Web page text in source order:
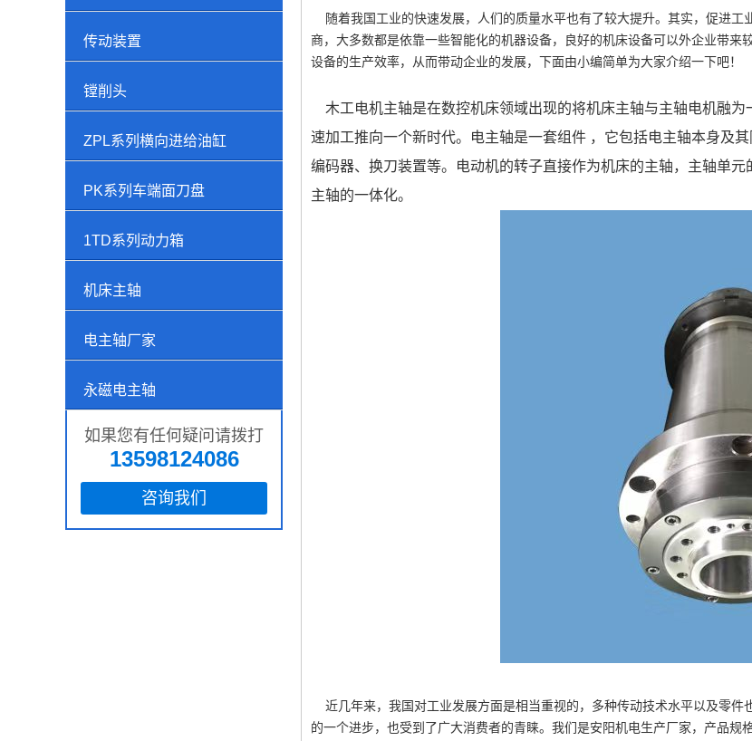
传动装置
镗削头
ZPL系列横向进给油缸
PK系列车端面刀盘
1TD系列动力箱
机床主轴
电主轴厂家
永磁电主轴
如果您有任何疑问请拨打
13598124086
咨询我们
随着我国工业的快速发展，人们的质量水平也有了较大提升。其实，促进工
商，大多数都是依靠一些智能化的机器设备，良好的机床设备可以外企业带
设备的生产效率，从而带动企业的发展，下面由小编简单为大家介绍一下吧！
木工电机主轴是在数控机床领域出现的将机床主轴与主轴电机融
速加工推向一个新时代。电主轴是一套组件 ，它包括电主轴本身及
编码器、换刀装置等。电动机的转子直接作为机床的主轴，主轴单
主轴的一体化。
近几年来，我国对工业发展方面是相当重视的，多种传动技术水平以及零件
的一个进步，也受到了广大消费者的青睐。我们是安阳机电生产厂家，产品